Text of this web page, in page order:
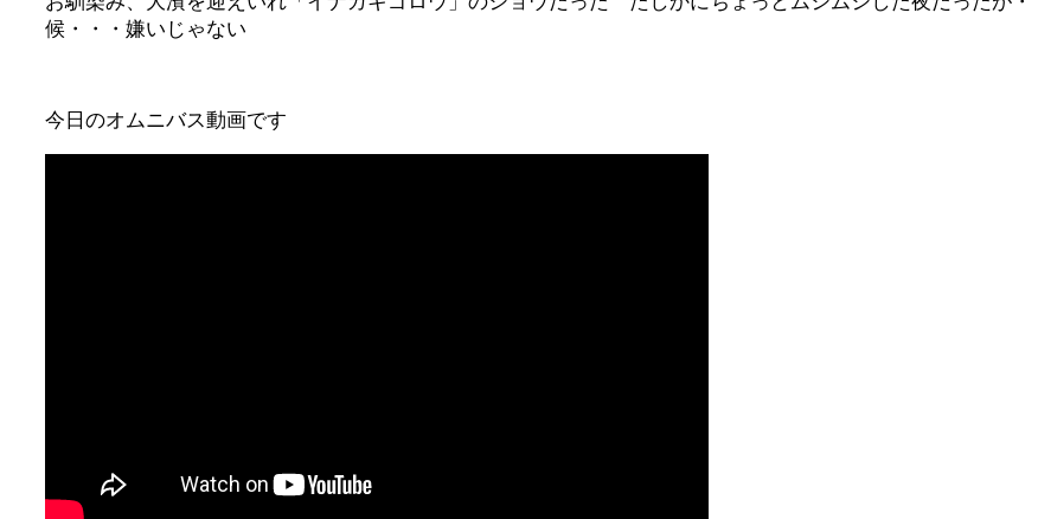
候・・・嫌いじゃない
今日のオムニバス動画です